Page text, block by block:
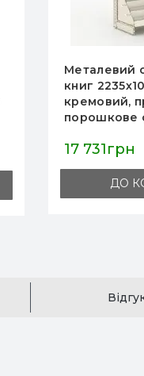
Металевий
книг
кремовий,
порошкове
Україна
17 731грн
ДО